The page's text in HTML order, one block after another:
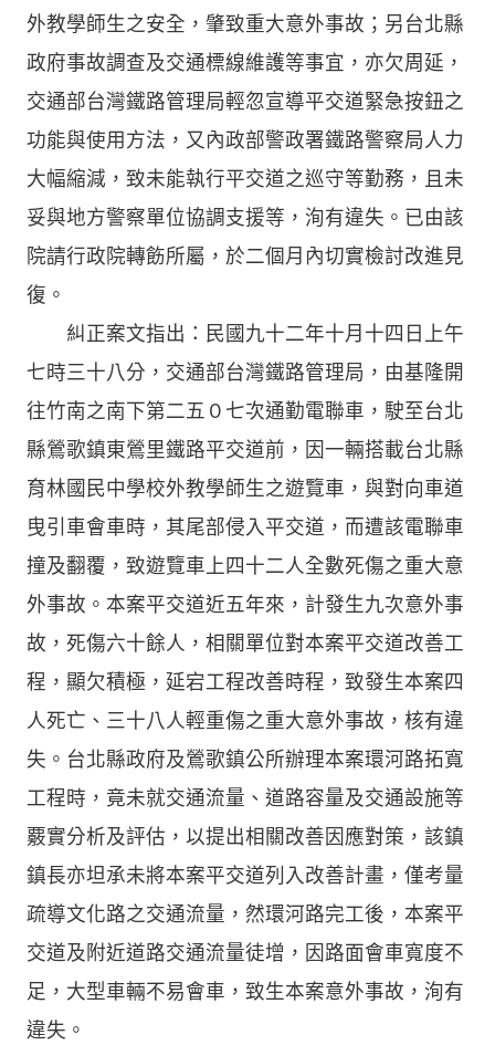
外教學師生之安全，肇致重大意外事故；另台北縣
政府事故調查及交通標線維護等事宜，亦欠周延，
交通部台灣鐵路管理局輕忽宣導平交道緊急按鈕之
功能與使用方法，又內政部警政署鐵路警察局人力
大幅縮減，致未能執行平交道之巡守等勤務，且未
妥與地方警察單位協調支援等，洵有違失。已由該
院請行政院轉飭所屬，於二個月內切實檢討改進見
復。
糾正案文指出：民國九十二年十月十四日上午
七時三十八分，交通部台灣鐵路管理局，由基隆開
往竹南之南下第二五０七次通勤電聯車，駛至台北
縣鶯歌鎮東鶯里鐵路平交道前，因一輛搭載台北縣
育林國民中學校外教學師生之遊覽車，與對向車道
曳引車會車時，其尾部侵入平交道，而遭該電聯車
撞及翻覆，致遊覽車上四十二人全數死傷之重大意
外事故。本案平交道近五年來，計發生九次意外事
故，死傷六十餘人，相關單位對本案平交道改善工
程，顯欠積極，延宕工程改善時程，致發生本案四
人死亡、三十八人輕重傷之重大意外事故，核有違
失。台北縣政府及鶯歌鎮公所辦理本案環河路拓寬
工程時，竟未就交通流量、道路容量及交通設施等
覈實分析及評估，以提出相關改善因應對策，該鎮
鎮長亦坦承未將本案平交道列入改善計畫，僅考量
疏導文化路之交通流量，然環河路完工後，本案平
交道及附近道路交通流量徒增，因路面會車寬度不
足，大型車輛不易會車，致生本案意外事故，洵有
違失。